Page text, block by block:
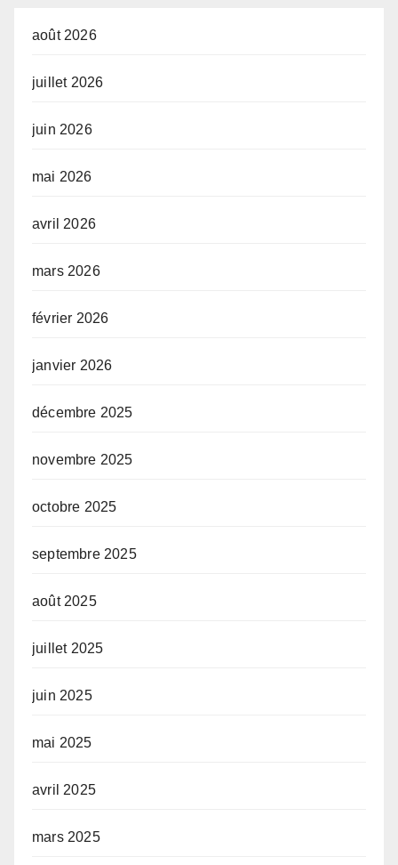
août 2026
juillet 2026
juin 2026
mai 2026
avril 2026
mars 2026
février 2026
janvier 2026
décembre 2025
novembre 2025
octobre 2025
septembre 2025
août 2025
juillet 2025
juin 2025
mai 2025
avril 2025
mars 2025